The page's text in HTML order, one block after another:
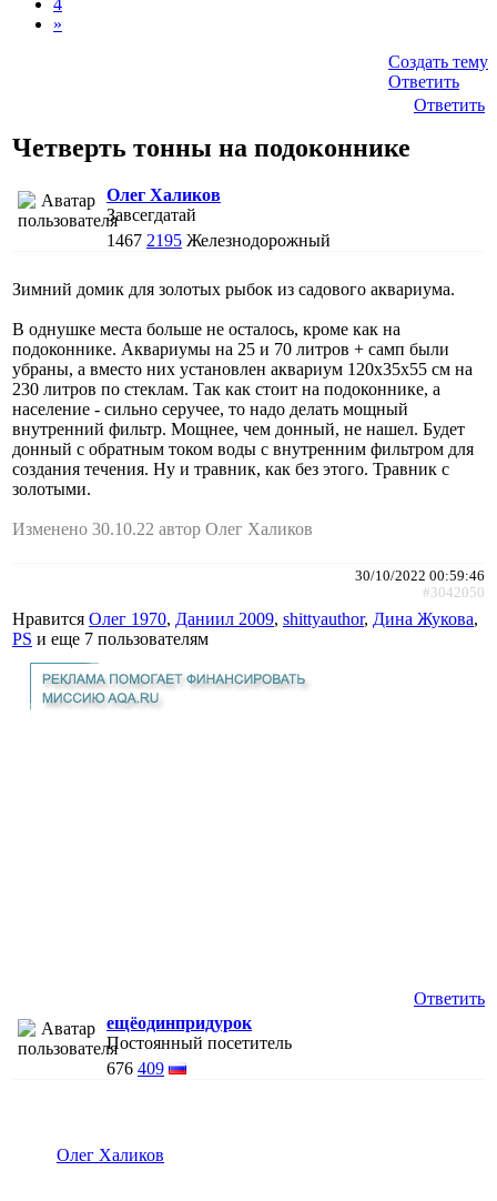
»
Создать тему
Ответить
Ответить
Четверть тонны на подоконнике
Олег Халиков
Завсегдатай
1467 2195 Железнодорожный
Зимний домик для золотых рыбок из садового аквариума.
В однушке места больше не осталось, кроме как на
подоконнике. Аквариумы на 25 и 70 литров + самп были
убраны, а вместо них установлен аквариум 120х35х55 см на
230 литров по стеклам. Так как стоит на подоконнике, а
население - сильно серучее, то надо делать мощный
внутренний фильтр. Мощнее, чем донный, не нашел. Будет
донный с обратным током воды с внутренним фильтром для
создания течения. Ну и травник, как без этого. Травник с
золотыми.
Изменено 30.10.22 автор Олег Халиков
30/10/2022 00:59:46
#3042050
Нравится Олег 1970, Даниил 2009, shittyauthor, Дина Жукова,
PS и еще 7 пользователям
Ответить
ещёодинпридурок
Постоянный посетитель
676 409
Олег Халиков